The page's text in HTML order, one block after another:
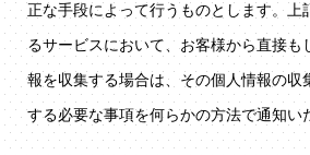
正な手段によって行うものとします。上
るサービスにおいて、お客様から直接も
報を収集する場合は、その個人情報の収
する必要な事項を何らかの方法で通知い